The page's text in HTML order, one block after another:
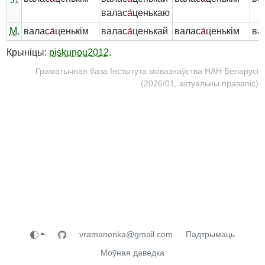
валаса́ценькаю
М. валаса́ценькім валаса́ценькай валаса́ценькім
Крыніцы: piskunou2012.
Граматычная база Інстытута мовазнаўства НАН Беларусі
(2026/01, актуальны правапіс)
vramanenka@gmail.com
Падтрымаць
Моўная даведка